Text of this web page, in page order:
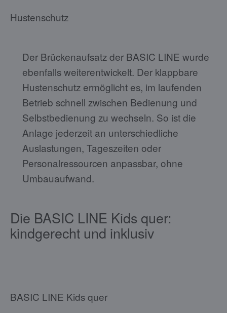
Hustenschutz
Der Brückenaufsatz der BASIC LINE wurde
ebenfalls weiterentwickelt. Der klappbare
Hustenschutz ermöglicht es, im laufenden
Betrieb schnell zwischen Bedienung und
Selbstbedienung zu wechseln. So ist die
Anlage jederzeit an unterschiedliche
Auslastungen, Tageszeiten oder
Personalressourcen anpassbar, ohne
Umbauaufwand.
Die BASIC LINE Kids quer:
kindgerecht und inklusiv
BASIC LINE Kids quer